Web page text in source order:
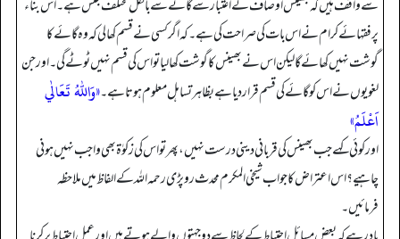
سے واقف ہیں کہ بھینس اوصاف کے اعتبار سے گائے سے بالکل مختلف جنس ہے۔ اس بناء
پر فقہائے کرام نے اس بات کی صراحت کی ہے۔ کہ اگر کسی نے قسم کھا لی کہ وہ گائے کا
گوشت نہیں کھائے گا لیکن اس نے بھینس کا گوشت کھا لیا تو اس کی قسم نہیں ٹوٹے گی۔ اور جن
لغویوں نے اس کو گائے کی قسم قرار دیا ہے بظاہر تساہل معلوم ہوتا ہے۔«وَاللّٰهُ تَعَالٰي
اَعْلَمُ»
اور کوئی کہے جب بھینس کی قربانی دینی درست نہیں، پھر تو اس کی زکوٰۃ بھی واجب نہیں ہونی
چاہیے؟ اس اعتراض کا جواب شیخی المکرم محدث روپڑی رحمہ اللہ کے الفاظ میں ملاحظہ
فرمائیں۔